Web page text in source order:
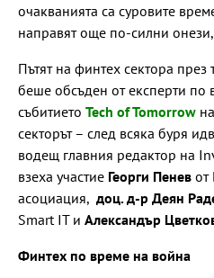
очакванията са суровите
направят още по-силни
Пътят на финтех сектора през
беше обсъден от експерти по
събитието Tech of Tomorrow
секторът – след всяка буря
водещ главния редактор на
взеха участие Георги Пенев от
асоциация, доц. д-р Деян
Smart IT и Александър
Финтех по време на война